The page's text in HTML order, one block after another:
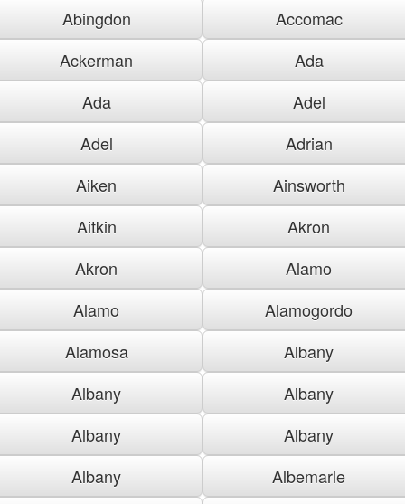
Abingdon
Accomac
Ackerman
Ada
Ada
Adel
Adel
Adrian
Aiken
Ainsworth
Aitkin
Akron
Akron
Alamo
Alamo
Alamogordo
Alamosa
Albany
Albany
Albany
Albany
Albany
Albany
Albemarle